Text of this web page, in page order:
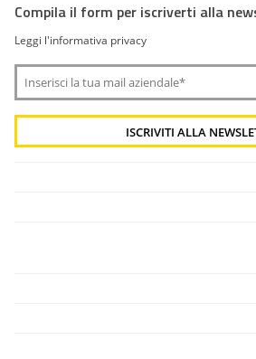
Compila il form per iscriverti alla
Leggi l'informativa privacy